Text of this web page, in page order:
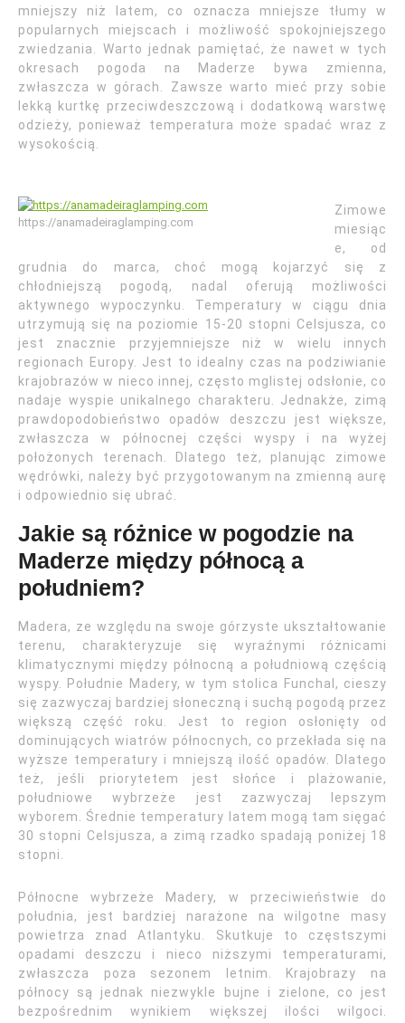
mniejszy niż latem, co oznacza mniejsze tłumy w
popularnych miejscach i możliwość spokojniejszego
zwiedzania. Warto jednak pamiętać, że nawet w tych
okresach pogoda na Maderze bywa zmienna,
zwłaszcza w górach. Zawsze warto mieć przy sobie
lekką kurtkę przeciwdeszczową i dodatkową warstwę
odzieży, ponieważ temperatura może spadać wraz z
wysokością.
https://anamadeiraglamping.com
Zimowe
miesiąc
e, od
grudnia do marca, choć mogą kojarzyć się z
chłodniejszą pogodą, nadal oferują możliwości
aktywnego wypoczynku. Temperatury w ciągu dnia
utrzymują się na poziomie 15-20 stopni Celsjusza, co
jest znacznie przyjemniejsze niż w wielu innych
regionach Europy. Jest to idealny czas na podziwianie
krajobrazów w nieco innej, często mglistej odsłonie, co
nadaje wyspie unikalnego charakteru. Jednakże, zimą
prawdopodobieństwo opadów deszczu jest większe,
zwłaszcza w północnej części wyspy i na wyżej
położonych terenach. Dlatego też, planując zimowe
wędrówki, należy być przygotowanym na zmienną aurę
i odpowiednio się ubrać.
Jakie są różnice w pogodzie na
Maderze między północą a
południem?
Madera, ze względu na swoje górzyste ukształtowanie
terenu, charakteryzuje się wyraźnymi różnicami
klimatycznymi między północną a południową częścią
wyspy. Południe Madery, w tym stolica Funchal, cieszy
się zazwyczaj bardziej słoneczną i suchą pogodą przez
większą część roku. Jest to region osłonięty od
dominujących wiatrów północnych, co przekłada się na
wyższe temperatury i mniejszą ilość opadów. Dlatego
też, jeśli priorytetem jest słońce i plażowanie,
południowe wybrzeże jest zazwyczaj lepszym
wyborem. Średnie temperatury latem mogą tam sięgać
30 stopni Celsjusza, a zimą rzadko spadają poniżej 18
stopni.
Północne wybrzeże Madery, w przeciwieństwie do
południa, jest bardziej narażone na wilgotne masy
powietrza znad Atlantyku. Skutkuje to częstszymi
opadami deszczu i nieco niższymi temperaturami,
zwłaszcza poza sezonem letnim. Krajobrazy na
północy są jednak niezwykle bujne i zielone, co jest
bezpośrednim wynikiem większej ilości wilgoci.